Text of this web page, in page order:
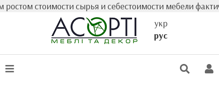
стоимости сырья и себестоимости мебели
укр
рус